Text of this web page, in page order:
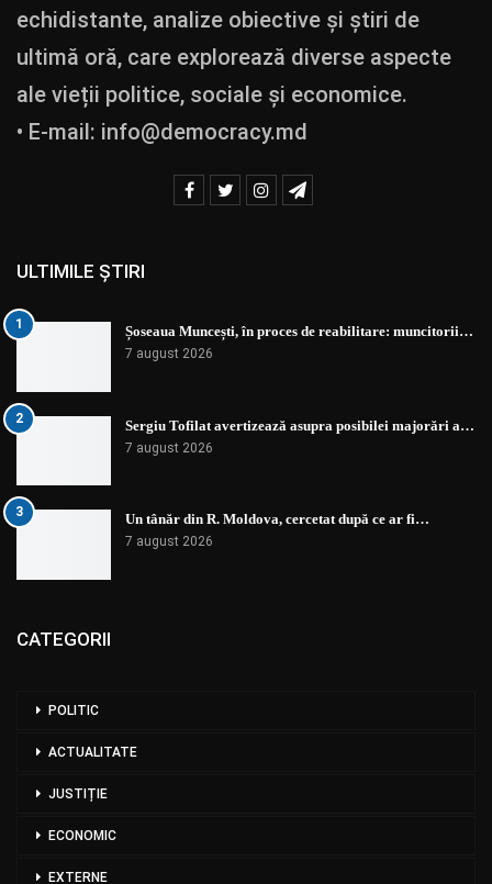
echidistante, analize obiective și știri de
ultimă oră, care explorează diverse aspecte
ale vieții politice, sociale și economice.
• E-mail: info@democracy.md
ULTIMILE ȘTIRI
1 Șoseaua Muncești, în proces de reabilitare: muncitorii…
7 august 2026
2 Sergiu Tofilat avertizează asupra posibilei majorări a…
7 august 2026
3 Un tânăr din R. Moldova, cercetat după ce ar fi…
7 august 2026
CATEGORII
POLITIC
ACTUALITATE
JUSTIȚIE
ECONOMIC
EXTERNE